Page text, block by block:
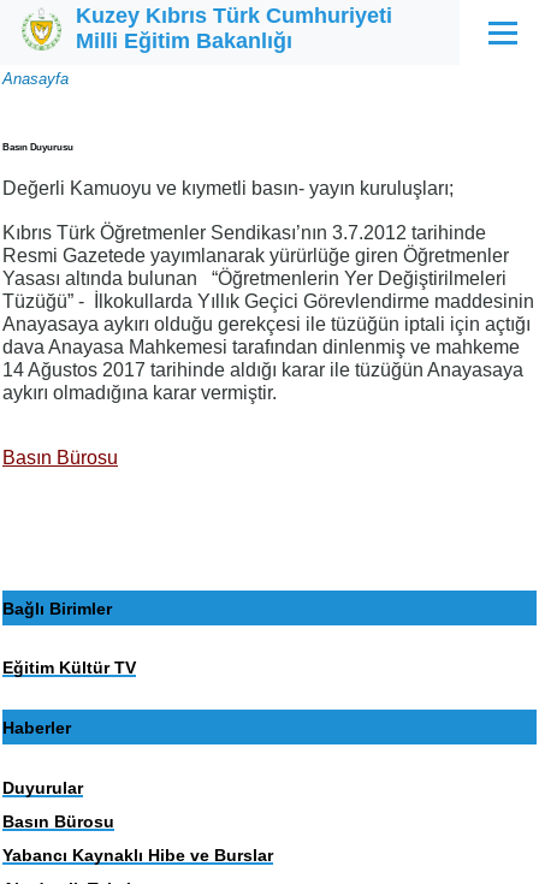
Ana içeriğe atla
Kuzey Kıbrıs Türk Cumhuriyeti
Milli Eğitim Bakanlığı
Menü
Sayfa
Anasayfa
Basın Duyurusu
Değerli Kamuoyu ve kıymetli basın- yayın kuruluşları;
Kıbrıs Türk Öğretmenler Sendikası’nın 3.7.2012 tarihinde
Resmi Gazetede yayımlanarak yürürlüğe giren Öğretmenler
Yasası altında bulunan “Öğretmenlerin Yer Değiştirilmeleri
Tüzüğü” - İlkokullarda Yıllık Geçici Görevlendirme maddesinin
Anayasaya aykırı olduğu gerekçesi ile tüzüğün iptali için açtığı
dava Anayasa Mahkemesi tarafından dinlenmiş ve mahkeme
14 Ağustos 2017 tarihinde aldığı karar ile tüzüğün Anayasaya
aykırı olmadığına karar vermiştir.
Basın Bürosu
Bağlı Birimler
Eğitim Kültür TV
Haberler
Duyurular
Basın Bürosu
Yabancı Kaynaklı Hibe ve Burslar